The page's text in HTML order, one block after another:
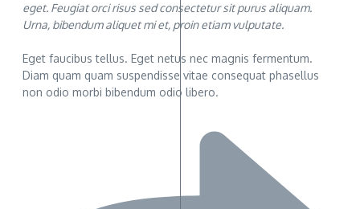
eget. Feugiat orci risus sed consectetur sit purus aliquam.
Urna, bibendum aliquet mi et, proin etiam vulputate.
Eget faucibus tellus. Eget netus nec magnis fermentum.
Diam quam quam suspendisse vitae consequat phasellus
non odio morbi bibendum odio libero.